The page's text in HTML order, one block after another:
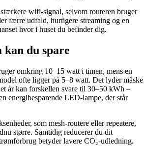
wifi-signal, selvom routeren bruger
færre udfald, hurtigere streaming og en
hvor i huset du befinder dig.
kan du spare
omkring 10–15 watt i timen, mens en
ofte ligger på 5–8 watt. Det lyder måske
år kan forskellen svare til 30–50 kWh –
energibesparende LED-lampe, der står
som mesh-routere eller repeatere,
større. Samtidig reducerer du dit
betyder lavere CO₂-udledning.